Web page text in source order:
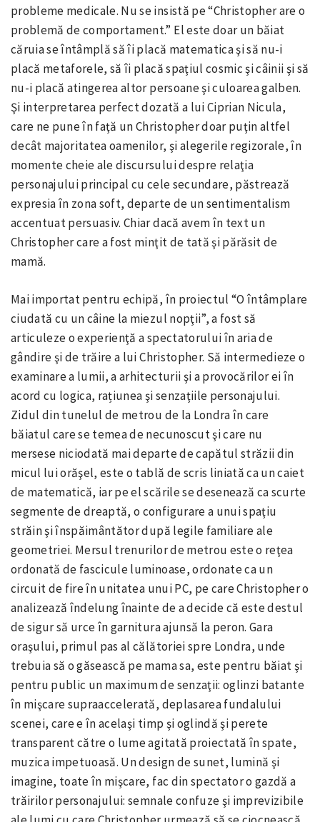
probleme medicale. Nu se insistă pe “Christopher are o
problemă de comportament.” El este doar un băiat
căruia se întâmplă să îi placă matematica şi să nu-i
placă metaforele, să îi placă spaţiul cosmic şi câinii şi să
nu-i placă atingerea altor persoane şi culoarea galben.
Şi interpretarea perfect dozată a lui Ciprian Nicula,
care ne pune în faţă un Christopher doar puţin altfel
decât majoritatea oamenilor, şi alegerile regizorale, în
momente cheie ale discursului despre relaţia
personajului principal cu cele secundare, păstrează
expresia în zona soft, departe de un sentimentalism
accentuat persuasiv. Chiar dacă avem în text un
Christopher care a fost minţit de tată şi părăsit de
mamă.
Mai importat pentru echipă, în proiectul “O întâmplare
ciudată cu un câine la miezul nopţii”, a fost să
articuleze o experienţă a spectatorului în aria de
gândire şi de trăire a lui Christopher. Să intermedieze o
examinare a lumii, a arhitecturii şi a provocărilor ei în
acord cu logica, rațiunea şi senzaţiile personajului.
Zidul din tunelul de metrou de la Londra în care
băiatul care se temea de necunoscut şi care nu
mersese niciodată mai departe de capătul străzii din
micul lui orăşel, este o tablă de scris liniată ca un caiet
de matematică, iar pe el scările se desenează ca scurte
segmente de dreaptă, o configurare a unui spaţiu
străin şi înspăimântător după legile familiare ale
geometriei. Mersul trenurilor de metrou este o reţea
ordonată de fascicule luminoase, ordonate ca un
circuit de fire în unitatea unui PC, pe care Christopher o
analizează îndelung înainte de a decide că este destul
de sigur să urce în garnitura ajunsă la peron. Gara
oraşului, primul pas al călătoriei spre Londra, unde
trebuia să o găsească pe mama sa, este pentru băiat şi
pentru public un maximum de senzaţii: oglinzi batante
în mişcare supraaccelerată, deplasarea fundalului
scenei, care e în acelaşi timp şi oglindă şi perete
transparent către o lume agitată proiectată în spate,
muzica impetuoasă. Un design de sunet, lumină şi
imagine, toate în mişcare, fac din spectator o gazdă a
trăirilor personajului: semnale confuze şi imprevizibile